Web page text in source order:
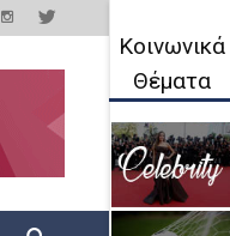
Κοινωνικά
Θέματα